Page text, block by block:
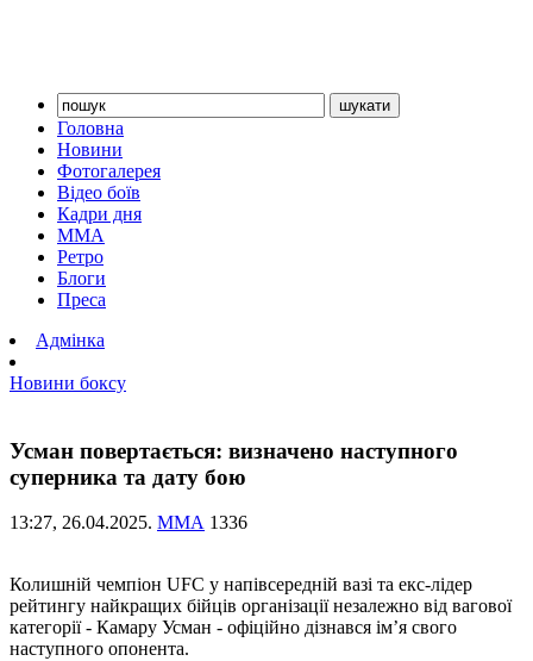
Головна
Новини
Фотогалерея
Відео боїв
Кадри дня
ММА
Ретро
Блоги
Преса
Адмінка
Новини боксу
Усман повертається: визначено наступного
суперника та дату бою
13:27, 26.04.2025. ММА 1336
Колишній чемпіон UFC у напівсередній вазі та екс-лідер
рейтингу найкращих бійців організації незалежно від вагової
категорії - Камару Усман - офіційно дізнався ім’я свого
наступного опонента.